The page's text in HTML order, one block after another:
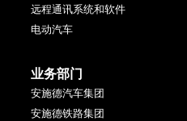
远程通讯系统和软件
电动汽车
业务部门
安施德汽车集团
安施德铁路集团